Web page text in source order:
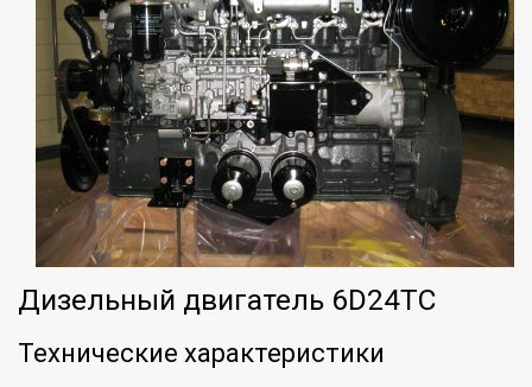
Дизельный двигатель 6D24TC
Технические характеристики